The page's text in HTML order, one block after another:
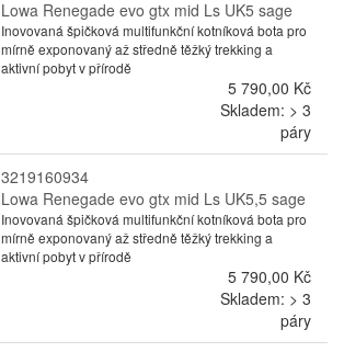
Lowa Renegade evo gtx mid Ls UK5 sage
Inovovaná špičková multifunkční kotníková bota pro
mírně exponovaný až středně těžký trekking a
aktivní pobyt v přírodě
5 790,00 Kč
Skladem: > 3
páry
3219160934
Lowa Renegade evo gtx mid Ls UK5,5 sage
Inovovaná špičková multifunkční kotníková bota pro
mírně exponovaný až středně těžký trekking a
aktivní pobyt v přírodě
5 790,00 Kč
Skladem: > 3
páry